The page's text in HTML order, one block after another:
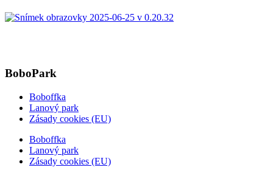
BoboPark
Boboffka
Lanový park
Zásady cookies (EU)
Boboffka
Lanový park
Zásady cookies (EU)